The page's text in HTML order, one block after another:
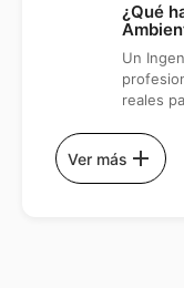
¿Qué
Un
reales
Ver más add